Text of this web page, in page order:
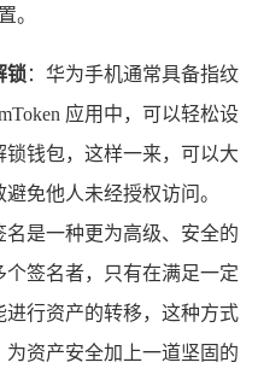
。
锁 ：华为手机通常具备指纹
应用中，可以轻松设
钱包，这样一来，可以大
免他人未经授权访问。
名是一种更为高级、安全的
签名者，只有在满足一定
行资产的转移，这种方式
资产安全加上一道坚固的